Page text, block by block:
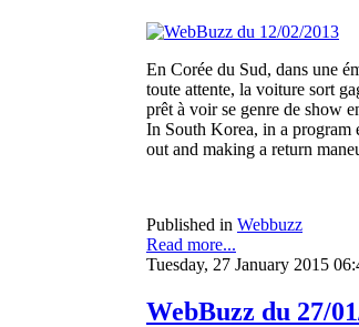
En Corée du Sud, dans une
toute attente, la voiture sort
prêt à voir se genre de show
In South Korea, in a program
out and making a return
Published in Webbuzz
Read more...
Tuesday, 27 January 2015
WebBuzz du 27/